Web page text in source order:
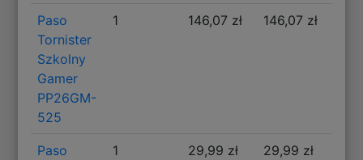
Paso
Tornister
Szkolny
Gamer
PP26GM-
525
1 146,07 zł 146,07 zł
Paso
1 29,99 zł 29,99 zł